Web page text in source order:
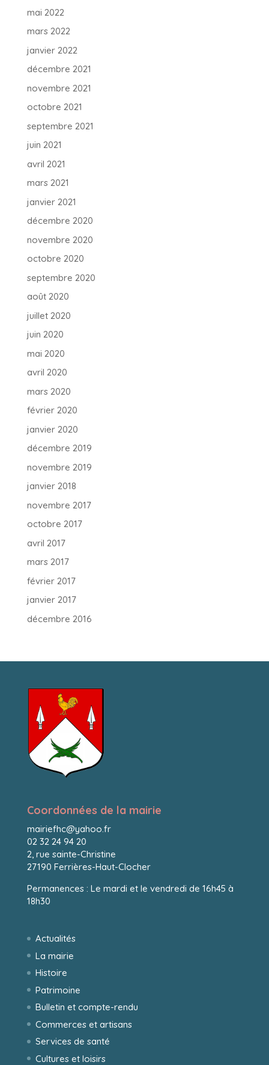
mai 2022
mars 2022
janvier 2022
décembre 2021
novembre 2021
octobre 2021
septembre 2021
juin 2021
avril 2021
mars 2021
janvier 2021
décembre 2020
novembre 2020
octobre 2020
septembre 2020
août 2020
juillet 2020
juin 2020
mai 2020
avril 2020
mars 2020
février 2020
janvier 2020
décembre 2019
novembre 2019
janvier 2018
novembre 2017
octobre 2017
avril 2017
mars 2017
février 2017
janvier 2017
décembre 2016
Coordonnées de la mairie
mairiefhc@yahoo.fr
02 32 24 94 20
2, rue sainte-Christine
27190 Ferrières-Haut-Clocher
Permanences : Le mardi et le vendredi de 16h45 à
18h30
Actualités
La mairie
Histoire
Patrimoine
Bulletin et compte-rendu
Commerces et artisans
Services de santé
Cultures et loisirs